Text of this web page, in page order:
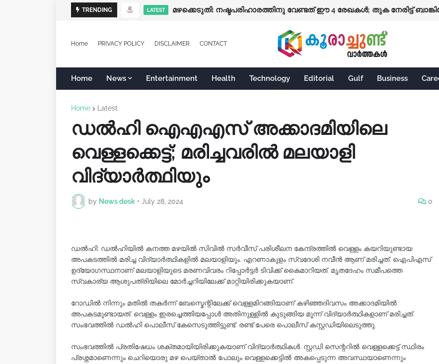
TRENDING LATEST മഴക്കെടുതി: നഷ്ടപരിഹാരത്തിനു വേണ്ടത് ഈ 4 രേഖകൾ; തുക നേരിട്ട്
Home PRIVACY POLICY DISCLAIMER CONTACT
Home News Entertainment Health Technology Editorial Gulf Business
Home Latest
ഡൽഹി ഐഎഎസ് അക്കാദമിയിലെ
വെള്ളക്കെട്ട്; മരിച്ചവരിൽ മലയാളി
വിദ്യാര്‍ത്ഥിയും
by News desk • July 28, 2024 0
ഡല്‍ഹി: ഡല്‍ഹിയില്‍ കനത്ത മഴയില്‍ സിവില്‍ സര്‍വീസ് പരിശീലന കേന്ദ്രത്തില്‍ വെള്ളം കയറിയുണ്ടായ
അപകടത്തില്‍ മരിച്ച വിദ്യാര്‍ത്ഥികളില്‍ മലയാളിയും. എറണാകുളം സ്വദേശി നവീന്‍ ആണ് മരിച്ചത്. ഐപിഎസ്
ഉദ്യോഗസ്ഥനാണ് മലയാളിയുടെ മരണവിവരം റിപ്പോര്‍ട്ടര്‍ ടിവിക്ക് കെെമാറിയത്. മൃതദേഹം സമീപത്തെ
സ്വകാര്യ ആശുപത്രിയിലെ മോര്‍ച്ചറിയിലേക്ക് മാറ്റിയിരിക്കുകയാണ്.
റോഡിൽ നിന്നും മതിൽ തകർന്ന് ബേസ്മെന്റിലേക്ക് വെള്ളമിറങ്ങിയാണ് കഴിഞ്ഞദിവസം അക്കാദമിയില്‍
അപകടമുണ്ടായത്. വെള്ളം ഇരച്ചെത്തിയപ്പോൾ അതിനുള്ളിൽ കുടുങ്ങിയ മൂന്ന് വിദ്യാർത്ഥികളാണ് മരിച്ചത്.
സംഭവത്തിൽ ഡൽഹി പൊലീസ് കേസെടുത്തിട്ടുണ്ട്. രണ്ട് പേരെ പൊലീസ് കസ്റ്റഡിയിലെടുത്തു.
സംഭവത്തിൽ പ്രതിഷേധം ശക്തമായിയിരിക്കുകയാണ് വിദ്യാർത്ഥികള്‍. സ്റ്റഡി സെന്ററിൽ വെള്ളക്കെട്ട് സ്ഥിരം
പ്രശ്നമാണെന്നും ചെറിയൊരു മഴ പെയ്താൽ പോലും വെള്ളക്കെട്ടിൽ അകപ്പെടുന്ന അവസ്ഥയാണെന്നും